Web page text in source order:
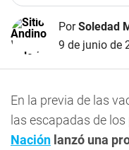
PorSoledad
9 de junio de
En la previa de las
las escapadas de
Nación lanzó una